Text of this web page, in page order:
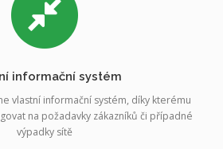
informační systém
vlastní informační systém, díky kterému
na požadavky zákazníků či případné
výpadky sítě